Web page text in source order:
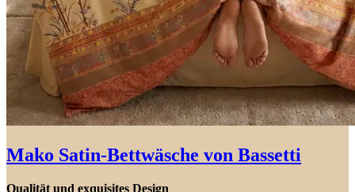
Mako Satin-Bettwäsche von Bassetti
Qualität und exquisites Design